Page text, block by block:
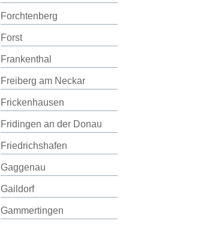
Forchtenberg
Forst
Frankenthal
Freiberg am Neckar
Frickenhausen
Fridingen an der Donau
Friedrichshafen
Gaggenau
Gaildorf
Gammertingen